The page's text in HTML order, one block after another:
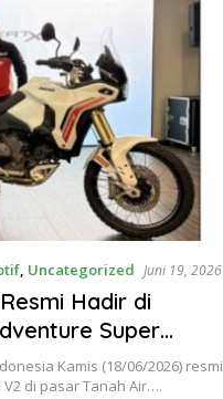
, Uncategorized Juni 19, 2026
Hadir di
Super
Jauh
Kamis (18/06/2026) resmi
di pasar Tanah Air….